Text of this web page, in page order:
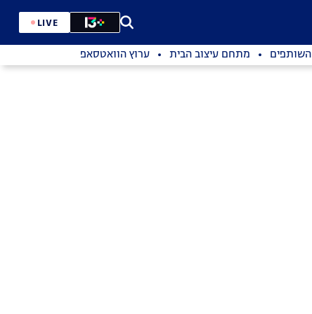
LIVE
השותפים מתחם עיצוב הבית ערוץ הוואטסאפ